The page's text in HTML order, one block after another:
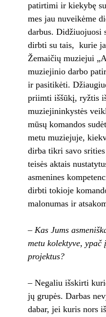
patirtimi ir kiekybę
mes jau nuveikėme
darbus. Didžiuojuosi
dirbti su tais, kurie
Žemaičių muziejui
muziejinio darbo
ir pasitikėti.
priimti iššūkį, ryžtis
muziejininkystės
mūsų komandos
metu muziejuje,
dirba tikri savo
teisės aktais
asmenines
dirbti tokioje
malonumas ir
– Kas Jums
metu kolektyve,
projektus?
– Negaliu išskirti
jų grupės. Darbas
dabar, jei kuris nors